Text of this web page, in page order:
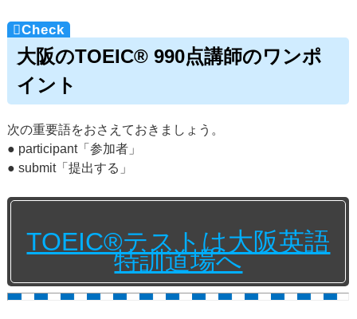
大阪のTOEIC® 990点講師のワンポ
イント
次の重要語をおさえておきましょう。
● participant「参加者」
● submit「提出する」
TOEIC®テストは大阪英語
特訓道場へ